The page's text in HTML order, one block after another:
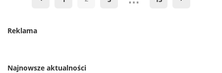
Reklama
Najnowsze aktualności